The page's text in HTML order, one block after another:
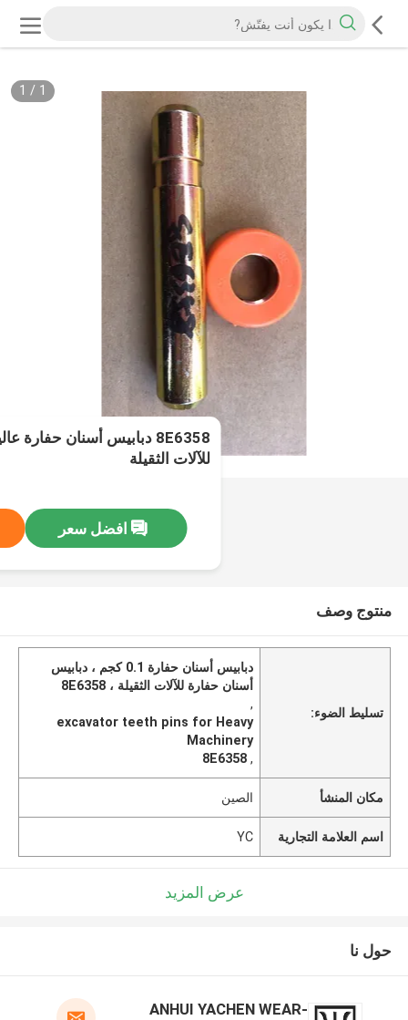
1
/
1
للآلات الثقيلة
افضل سعر
منتوج وصف
تسليط الضوء:
دبابيس أسنان حفارة 0.1 كجم ، دبابيس
أسنان حفارة للآلات الثقيلة ، 8E6358
,
excavator teeth pins for Heavy
Machinery
,
8E6358
مكان المنشأ الصين
اسم العلامة التجارية YC
عرض المزيد
حول نا
ANHUI YACHEN WEAR-